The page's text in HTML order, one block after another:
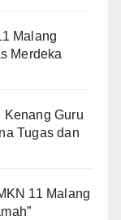
Malang
Merdeka
Kenang Guru
Tugas dan
11 Malang